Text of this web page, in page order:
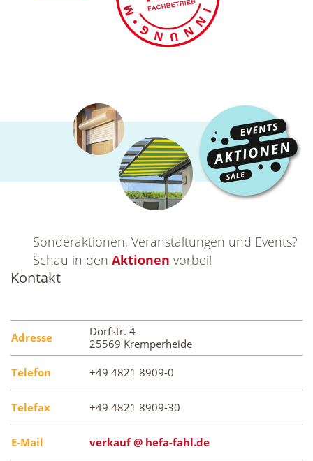
Sonderaktionen, Veranstaltungen und Events?
Schau in den Aktionen vorbei!
Kontakt
Adresse
Dorfstr. 4
25569 Kremperheide
Telefon +49 4821 8909-0
Telefax +49 4821 8909-30
E-Mail verkauf @ hefa-fahl.de